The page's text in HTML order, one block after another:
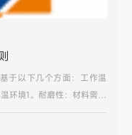
于以下几个方面：工作温
环境1。耐磨性：材料需具
摩擦。抗腐蚀性：部分塑
有一定抗腐蚀性